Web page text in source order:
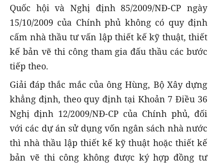
Quốc hội và Nghị định 85/2009/NĐ-CP ngày
15/10/2009 của Chính phủ không có quy định
cấm nhà thầu tư vấn lập thiết kế kỹ thuật, thiết
kế bản vẽ thi công tham gia đấu thầu các bước
tiếp theo.
Giải đáp thắc mắc của ông Hùng, Bộ Xây dựng
khẳng định, theo quy định tại Khoản 7 Điều 36
Nghị định 12/2009/NĐ-CP của Chính phủ, đối
với các dự án sử dụng vốn ngân sách nhà nước
thì nhà thầu lập thiết kế kỹ thuật hoặc thiết kế
bản vẽ thi công không được ký hợp đồng tư